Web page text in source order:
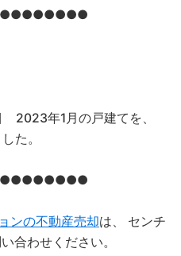
2023年1月の戸建てを、
た。
ンの不動産売却は、 センチ
合わせください。